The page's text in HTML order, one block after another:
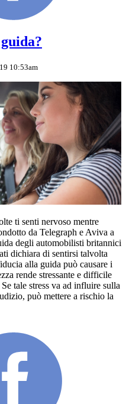
10:53am
ti senti nervoso mentre
da Telegraph e Aviva a
degli automobilisti britannici
dichiara di sentirsi talvolta
alla guida può causare i
rende stressante e difficile
tale stress va ad influire sulla
può mettere a rischio la